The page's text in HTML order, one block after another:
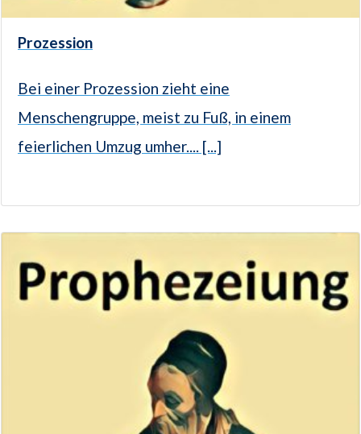
Prozession
Bei einer Prozession zieht eine
Menschengruppe, meist zu Fuß, in einem
feierlichen Umzug umher.... [...]